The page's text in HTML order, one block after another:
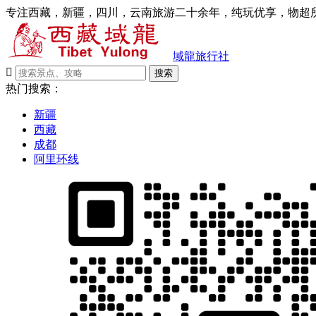
专注西藏，新疆，四川，云南旅游二十余年，纯玩优享，物超
域龍旅行社

搜索
热门搜索：
新疆
西藏
成都
阿里环线